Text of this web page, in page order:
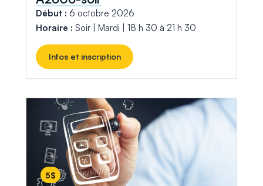
Début : 6 octobre 2026
Horaire : Soir | Mardi | 18 h 30 à 21 h 30
Infos et inscription
5$